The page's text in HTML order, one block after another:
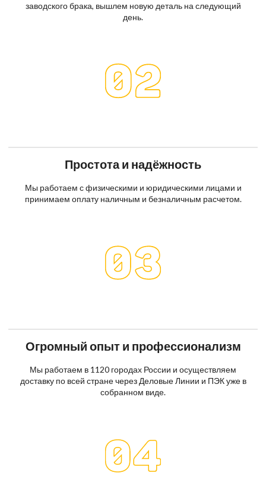
заводского брака, вышлем новую деталь на следующий
день.
Простота и надёжность
Мы работаем с физическими и юридическими лицами и
принимаем оплату наличным и безналичным расчетом.
Огромный опыт и профессионализм
Мы работаем в 1120 городах России и осуществляем
доставку по всей стране через Деловые Линии и ПЭК уже в
собранном виде.